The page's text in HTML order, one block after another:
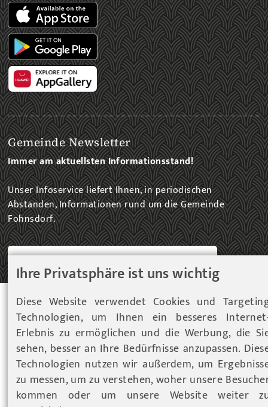
Ihre Privatsphäre ist uns wichtig
Diese Website verwendet Cookies und
Technologien, um Ihnen ein besseres
Erlebnis zu ermöglichen und die Werbung, die
sehen, besser an Ihre Bedürfnisse anzupassen.
Technologien nutzen wir außerdem, um
zu messen, um zu verstehen, woher unsere
kommen oder um unsere Website weiter
Gemeinde Newsletter
Immer am aktuellsten Informationsstand!
Unser Infoservice liefert Ihnen, in periodischen
Abständen, Informationen rund um die Gemeinde
Fohnsdorf.
ZUM NEWSLETTER EINTRAG...
© 2026 Gemeinde Fohnsdorf | Datenschutz|Cookies
Hinweise|Impressum
Werbeagentur Gössler & Sailer OG